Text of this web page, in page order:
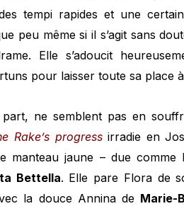
tempi rapides et une
peu même si il s’agit sans
Elle s’adoucit
pour laisser toute sa place à
ne semblent pas en
Rake’s progressirradie en
manteau jaune – due comme
Bettella. Elle pare Flora de
la douce Annina de Marie-